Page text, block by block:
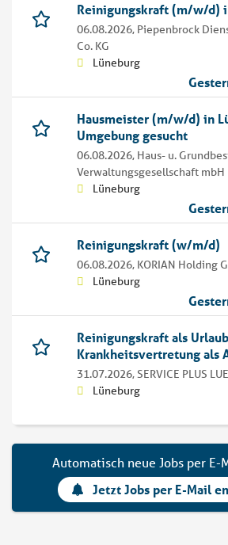
Reinigungskraft (m/w/d)
06.08.2026, Piepenbrock
Co. KG
Lüneburg
Hausmeister (m/w/d) in
Umgebung gesucht
06.08.2026, Haus- u.
Verwaltungsgesellschaft mbH
Lüneburg
Reinigungskraft (w/m/d)
06.08.2026, KORIAN Holding
Lüneburg
Reinigungskraft als
Krankheitsvertretung als
31.07.2026,SERVICE PLUS
Lüneburg
Automatisch neue Jobs per E-
Jetzt Jobs per E-Mail